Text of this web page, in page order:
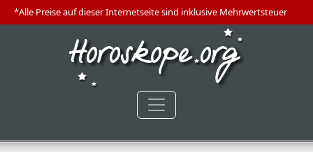
*Alle Preise auf dieser Internetseite sind inklusive Mehrwertsteuer